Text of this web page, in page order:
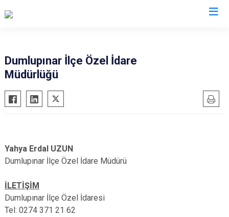
Dumlupınar İlçe Özel İdare
Müdürlüğü
Yahya Erdal UZUN
Dumlupınar İlçe Özel İdare Müdürü
İLETİŞİM
Dumlupınar İlçe Özel İdaresi
Tel: 0274 371 21 62